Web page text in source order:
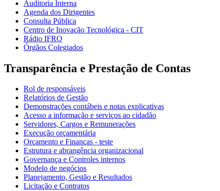
Auditoria Interna
Agenda dos Dirigentes
Consulta Pública
Centro de Inovação Tecnológica - CIT
Rádio IFRO
Órgãos Colegiados
Transparência e Prestação de Contas
Rol de responsáveis
Relatórios de Gestão
Demonstrações contábeis e notas explicativas
Acesso a informação e serviços ao cidadão
Servidores, Cargos e Remunerações
Execução orçamentária
Orçamento e Finanças - teste
Estrutura e abrangência organizacional
Governança e Controles internos
Modelo de negócios
Planejamento, Gestão e Resultados
Licitação e Contratos